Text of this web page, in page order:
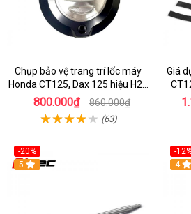
Chụp bảo vệ trang trí lốc máy
Honda CT125, Dax 125 hiệu H2C
nhập Thái
800.000₫ 860.000₫
(63)
Giá
-20%
5
-
4